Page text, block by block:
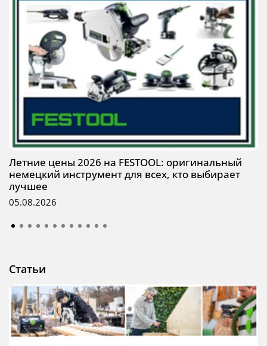
Летние цены 2026 на FESTOOL: оригинальный
немецкий инструмент для всех, кто выбирает
лучшее
05.08.2026
Статьи